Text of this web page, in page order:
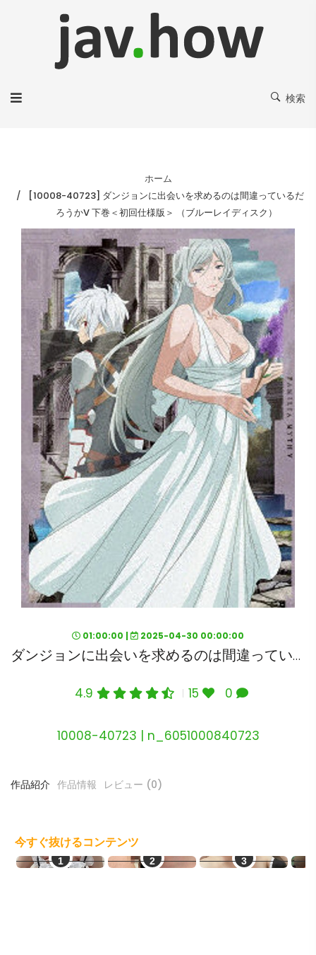
検索
ホーム
[10008-40723] ダンジョンに出会いを求めるのは間違っているだ
ろうかV 下巻＜初回仕様版＞ （ブルーレイディスク）
01:00:00 | 2025-04-30 00:00:00
ダンジョンに出会いを求めるのは間違っているだろうかV 下巻＜初回仕様版＞ （ブルーレイディスク）
4.9 15 0
10008-40723 | n_6051000840723
作品紹介 作品情報 レビュー (0)
今すぐ抜けるコンテンツ
エログルLIVE 熟女即ヌキ 素人エロ配信